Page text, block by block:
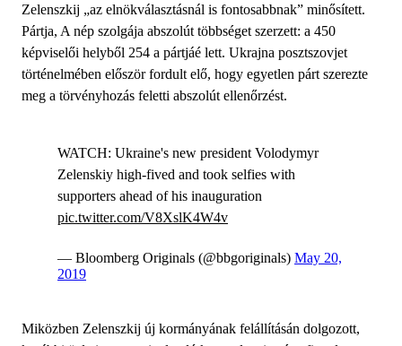
Zelenszkij „az elnökválasztásnál is fontosabbnak” minősített.
Pártja, A nép szolgája abszolút többséget szerzett: a 450
képviselői helyből 254 a pártjáé lett. Ukrajna posztszovjet
történelmében először fordult elő, hogy egyetlen párt szerezte
meg a törvényhozás feletti abszolút ellenőrzést.
WATCH: Ukraine's new president Volodymyr
Zelenskiy high-fived and took selfies with
supporters ahead of his inauguration
pic.twitter.com/V8XslK4W4v
— Bloomberg Originals (@bbgoriginals) May 20,
2019
Miközben Zelenszkij új kormányának felállításán dolgozott,